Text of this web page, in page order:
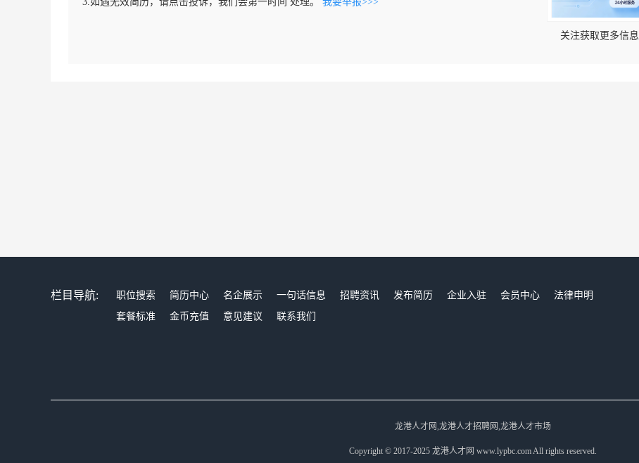
关注获取更多信息
栏目导航: 职位搜索 简历中心 名企展示 一句话信息 招聘资讯 发布简历 企业入驻 会员中心
法律申明
套餐标准
金币充值 意见建议 联系我们
龙港人才网,龙港人才招聘网,龙港人才市场
Copyright © 2017-2025 龙港人才网 www.lypbc.com All rights reserved.